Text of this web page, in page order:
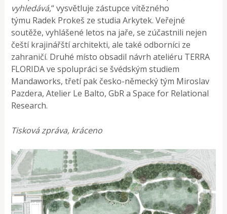
vyhledává,“ vysvětluje zástupce vítězného
týmu Radek Prokeš ze studia Arkytek. Veřejné
soutěže, vyhlášené letos na jaře, se zúčastnili nejen
čeští krajinářští architekti, ale také odborníci ze
zahraničí. Druhé místo obsadil návrh ateliéru TERRA
FLORIDA ve spolupráci se švédským studiem
Mandaworks, třetí pak česko-německý tým Miroslav
Pazdera, Atelier Le Balto, GbR a Space for Relational
Research.
Tisková zpráva, kráceno